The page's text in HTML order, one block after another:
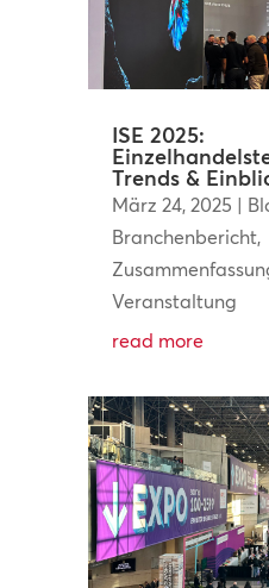
ISE 2025:
Trends &
März 24, 2025 |
Branchenbericht,
Veranstaltung
read more